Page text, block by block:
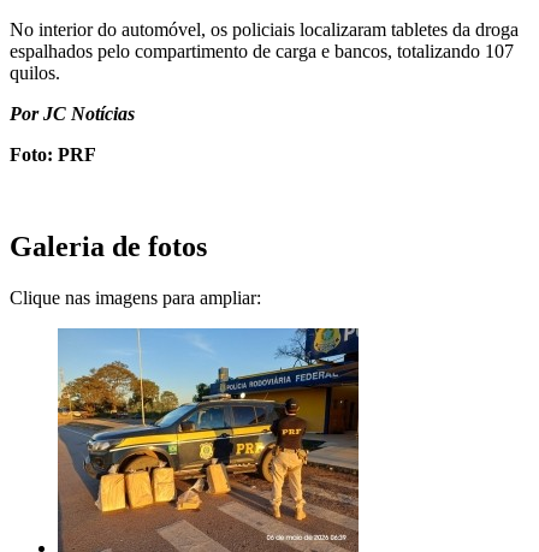
No interior do automóvel, os policiais localizaram tabletes da droga
espalhados pelo compartimento de carga e bancos, totalizando 107
quilos.
Por JC Notícias
Foto: PRF
Galeria de fotos
Clique nas imagens para ampliar: